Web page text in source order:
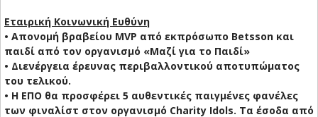
Εταιρική Κοινωνική Ευθύνη
• Απονομή βραβείου MVP από εκπρόσωπο Betsson και
παιδί από τον οργανισμό «Μαζί για το Παιδί»
• Διενέργεια έρευνας περιβαλλοντικού αποτυπώματος
του τελικού.
• Η ΕΠΟ θα προσφέρει 5 αυθεντικές παιγμένες φανέλες
των φιναλίστ στον οργανισμό Charity Idols. Τα έσοδα από